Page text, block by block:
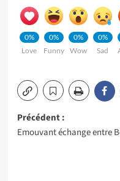
0%
Love
0%
Funny
0%
Wow
0%
Sad
Navigation
d’article
Précédent :
Emouvant échange entre